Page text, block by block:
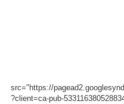
src="https://
?client=ca-pub-